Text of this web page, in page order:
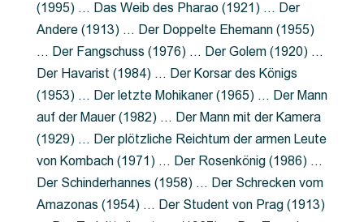
(1995) … Das Weib des Pharao (1921) … Der
Andere (1913) … Der Doppelte Ehemann (1955)
… Der Fangschuss (1976) … Der Golem (1920) …
Der Havarist (1984) … Der Korsar des Königs
(1953) … Der letzte Mohikaner (1965) … Der Mann
auf der Mauer (1982) … Der Mann mit der Kamera
(1929) … Der plötzliche Reichtum der armen Leute
von Kombach (1971) … Der Rosenkönig (1986) …
Der Schinderhannes (1958) … Der Schrecken vom
Amazonas (1954) … Der Student von Prag (1913)